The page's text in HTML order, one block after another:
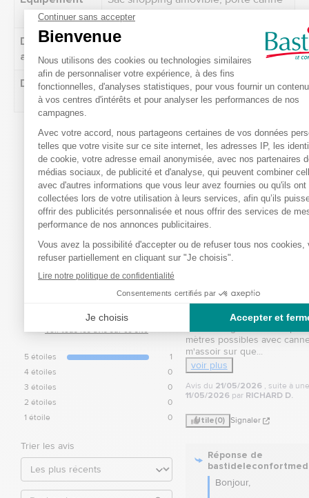
latéral
Dimensions
assise
larg. 46 x prof. 25 x haut. 54 cm
Dimensions
larg. 61,5 x prof. 70 x haut. 108,5 / 121
cm (6 positions)
5/5
contrôle
Voir tous les avis sur ce site
5 étoiles
1
4 étoiles
0
3 étoiles
0
2 étoiles
0
1 étoile 0
Trier les avis
Avis vérifié
appuyant les bras et pas
poignets sur un chariot
succès avec votre
mètres possibles avec
m'assoir sur que...
voir plus
Avis du 21/05/2026 , suite à
11/05/2026 par RICHARD D.
Utile(0) Signaler
Réponse de
Bonjour,